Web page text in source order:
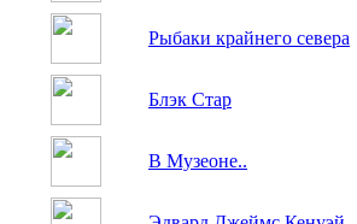
Рыбаки крайнего севера
Блэк Стар
В Музеоне..